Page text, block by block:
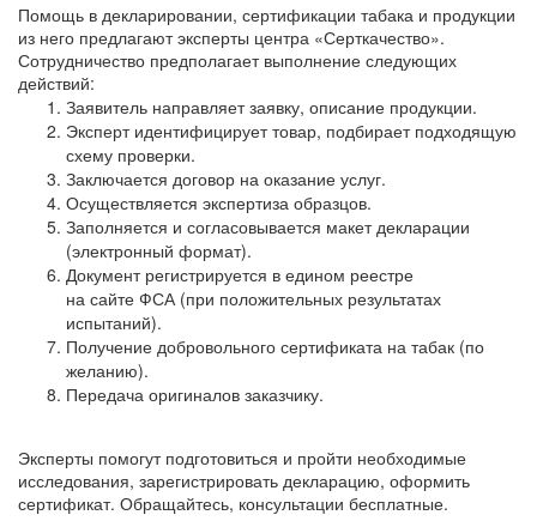
Помощь в декларировании, сертификации табака и продукции
из него предлагают эксперты центра «Серткачество».
Сотрудничество предполагает выполнение следующих
действий:
Заявитель направляет заявку, описание продукции.
Эксперт идентифицирует товар, подбирает подходящую
схему проверки.
Заключается договор на оказание услуг.
Осуществляется экспертиза образцов.
Заполняется и согласовывается макет декларации
(электронный формат).
Документ регистрируется в едином реестре
на сайте ФСА (при положительных результатах
испытаний).
Получение добровольного сертификата на табак (по
желанию).
Передача оригиналов заказчику.
Эксперты помогут подготовиться и пройти необходимые
исследования, зарегистрировать декларацию, оформить
сертификат. Обращайтесь, консультации бесплатные.